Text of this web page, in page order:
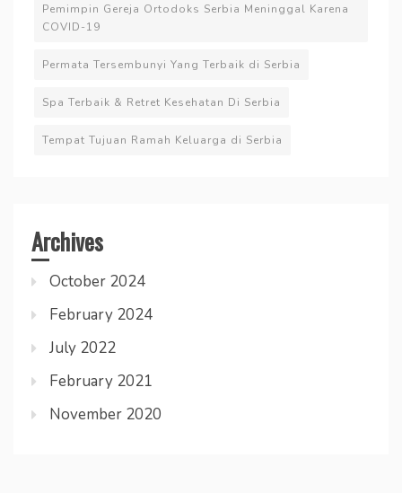
Pemimpin Gereja Ortodoks Serbia Meninggal Karena
COVID-19
Permata Tersembunyi Yang Terbaik di Serbia
Spa Terbaik & Retret Kesehatan Di Serbia
Tempat Tujuan Ramah Keluarga di Serbia
Archives
October 2024
February 2024
July 2022
February 2021
November 2020